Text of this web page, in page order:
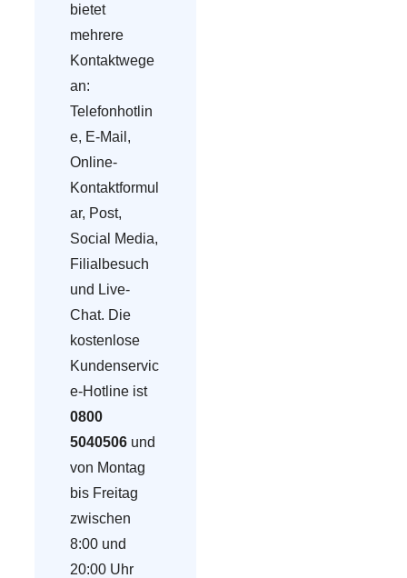
bietet
mehrere
Kontaktwege
an:
Telefonhotlin
e, E-Mail,
Online-
Kontaktformul
ar, Post,
Social Media,
Filialbesuch
und Live-
Chat. Die
kostenlose
Kundenservic
e-Hotline ist
0800
5040506 und
von Montag
bis Freitag
zwischen
8:00 und
20:00 Uhr